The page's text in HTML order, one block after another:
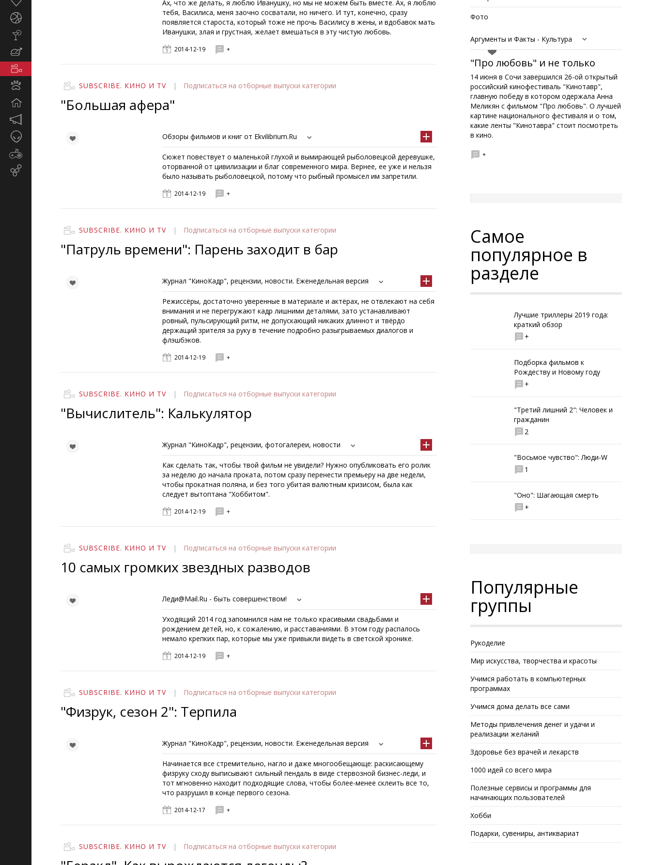
Животные
Таинственное
Ах, что же делать, я люблю Иванушку, но мы не можем быть вместе. Ах, я люблю
тебя, Василиса, меня заочно сосватали, но ничего. И тут, конечно, сразу
появляется староста, который тоже не прочь Василису в жены, и вдобавок мать
Иванушки, злая и грустная, желает вмешаться в эту чистую любовь.
2014-12-19 +
SUBSCRIBE. КИНО И TV | Подписаться на отборные выпуски категории
"Большая афера"
Обзоры фильмов и книг от Ekvilibrium.Ru
Сюжет повествует о маленькой глухой и вымирающей рыболовецкой деревушке,
оторванной от цивилизации и благ современного мира. Вернее, ее уже и нельзя
было называть рыболовецкой, потому что рыбный промысел им запретили.
2014-12-19 +
SUBSCRIBE. КИНО И TV | Подписаться на отборные выпуски категории
"Патруль времени": Парень заходит в бар
Журнал "КиноКадр", рецензии, новости. Еженедельная версия
Режиссёры, достаточно уверенные в материале и актёрах, не отвлекают на себя
внимания и не перегружают кадр лишними деталями, зато устанавливают
ровный, пульсирующий ритм, не допускающий никаких длиннот и твёрдо
держащий зрителя за руку в течение подробно разыгрываемых диалогов и
флэшбэков.
2014-12-19 +
SUBSCRIBE. КИНО И TV | Подписаться на отборные выпуски категории
"Вычислитель": Калькулятор
Журнал "КиноКадр", рецензии, фотогалереи, новости
Как сделать так, чтобы твой фильм не увидели? Нужно опубликовать его ролик
за неделю до начала проката, потом сразу перенести премьеру на две недели,
чтобы прокатная поляна, и без того убитая валютным кризисом, была как
следует вытоптана "Хоббитом".
2014-12-19 +
SUBSCRIBE. КИНО И TV | Подписаться на отборные выпуски категории
10 самых громких звездных разводов
Леди@Mail.Ru - быть совершенством!
Уходящий 2014 год запомнился нам не только красивыми свадьбами и
рождением детей, но, к сожалению, и расставаниями. В этом году распалось
немало крепких пар, которые мы уже привыкли видеть в светской хронике.
2014-12-19 +
SUBSCRIBE. КИНО И TV | Подписаться на отборные выпуски категории
"Физрук, сезон 2": Терпила
Журнал "КиноКадр", рецензии, новости. Еженедельная версия
Начинается все стремительно, нагло и даже многообещающе: раскисающему
физруку сходу выписывают сильный пендаль в виде стервозной бизнес-леди, и
тот мгновенно находит подходящие слова, чтобы более-менее склеить все то,
что разрушил в конце первого сезона.
2014-12-17 +
SUBSCRIBE. КИНО И TV | Подписаться на отборные выпуски категории
Фото
Аргументы и Факты - Культура
"Про любовь" и не только
14 июня в Сочи завершился 26-ой открытый
российский кинофестиваль "Кинотавр",
главную победу в котором одержала Анна
Меликян с фильмом "Про любовь". О лучшей
картине национального фестиваля и о том,
какие ленты "Кинотавра" стоит посмотреть
в кино.
+
Самое
популярное в
разделе
Лучшие триллеры 2019 года:
краткий обзор
+
Подборка фильмов к
Рождеству и Новому году
+
"Третий лишний 2": Человек и
гражданин
2
"Восьмое чувство": Люди-W
1
"Оно": Шагающая смерть
+
Популярные
группы
Рукоделие
Мир искусства, творчества и красоты
Учимся работать в компьютерных
программах
Учимся дома делать все сами
Методы привлечения денег и удачи и
реализации желаний
Здоровье без врачей и лекарств
1000 идей со всего мира
Полезные сервисы и программы для
начинающих пользователей
Хобби
Подарки, сувениры, антиквариат